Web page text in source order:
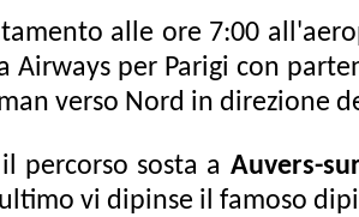
alle ore 7:00
Airways per Parigi con
verso Nord in direzione
percorso sosta a Auvers-
vi dipinse il famoso